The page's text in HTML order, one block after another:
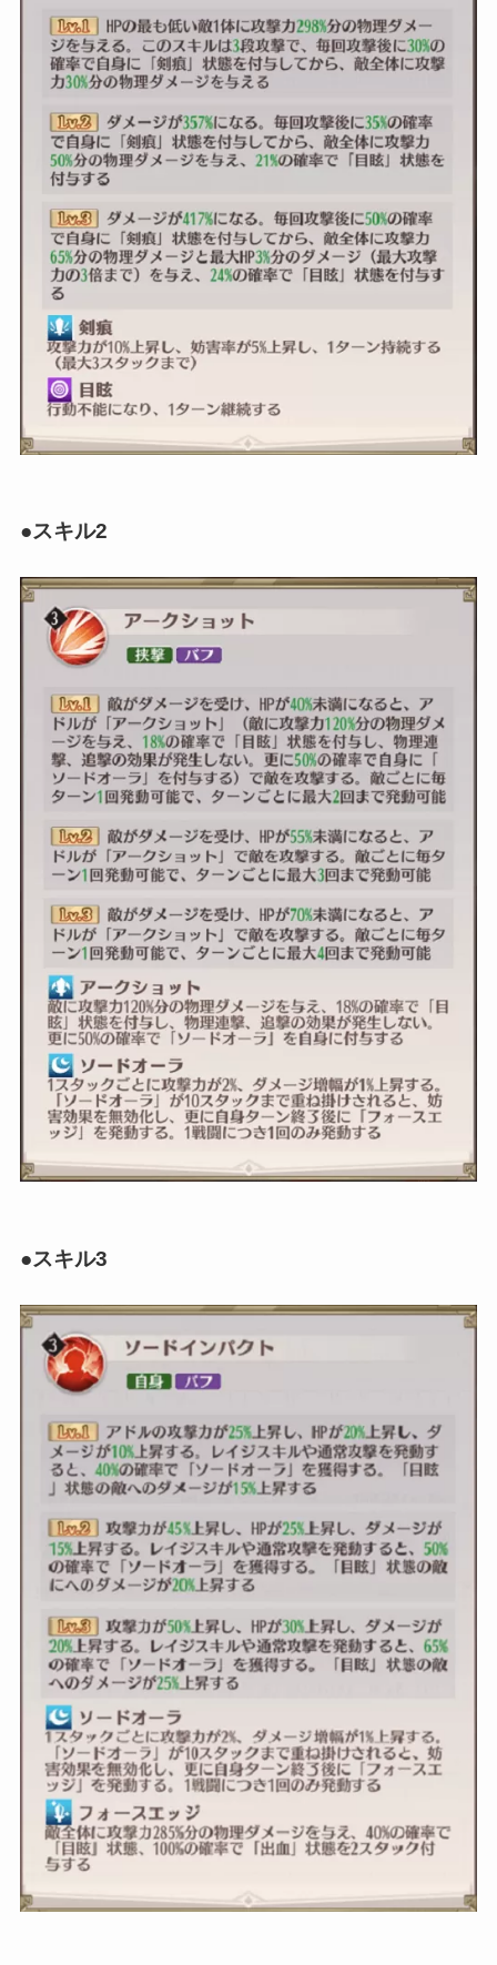
●スキル2
●スキル3